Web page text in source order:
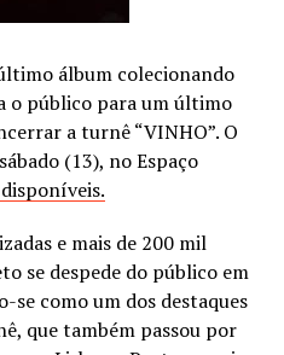
álbum colecionando
o público para um último
a turnê “VINHO”. O
(13), no Espaço
e mais de 200 mil
se despede do público em
se como um dos destaques
que também passou por